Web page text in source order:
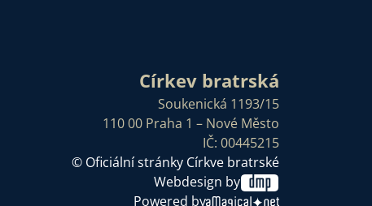
Církev bratrská
Soukenická 1193/15
110 00 Praha 1 – Nové Město
IČ: 00445215
© Oficiální stránky Církve bratrské
Webdesign by
Powered by